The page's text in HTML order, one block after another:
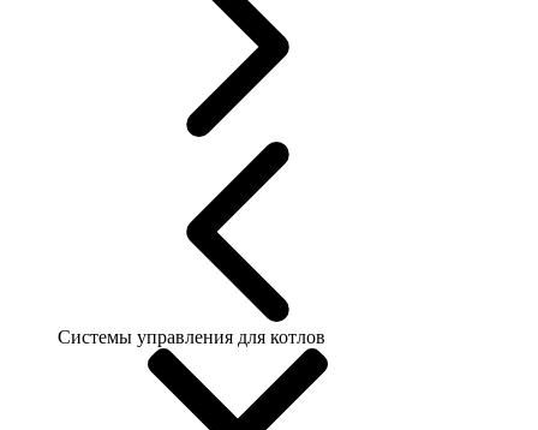
Системы управления для котлов